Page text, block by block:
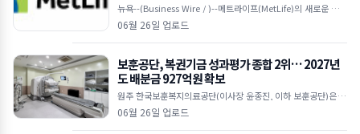
뉴욕--(Business Wire / )--메트라이프(MetLife)의 새로운 다국
적 연구에 따르면, 눈에 띄는 ‘자신감 격차(confidence gap)’가
06월 26일 업로드
보훈공단, 복권기금 성과평가 종합 2위… 2027년
도 배분금 927억원 확보
원주 한국보훈복지의료공단(이사장 윤종진, 이하 보훈공단)은 기
획예산처 복권위원회가 주관한 ‘2025년 복권기금사업 성과평
06월 26일 업로드